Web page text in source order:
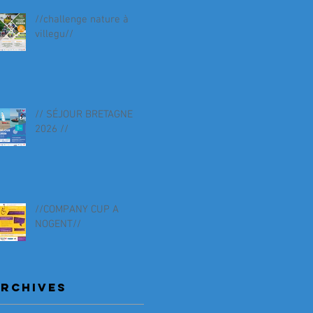
//challenge nature à
villegu//
// SÉJOUR BRETAGNE
2026 //
//COMPANY CUP A
NOGENT//